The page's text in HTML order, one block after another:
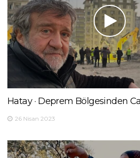
Hatay · Deprem Bölgesinden
26 Nisan 2023